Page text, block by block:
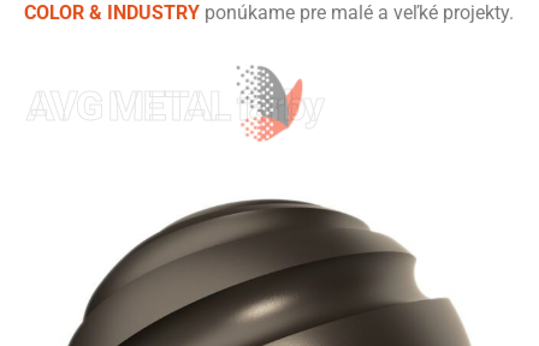
COLOR & INDUSTRY ponúkame pre malé a veľké projekty.
AVG METAL farby